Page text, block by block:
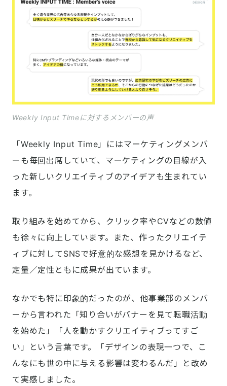
Weekly Input Timeに対するメンバーの声
「Weekly Input Time」にはマーケティングメンバ
ーも毎回出席していて、マーケティングの目線が入
った新しいクリエイティブのアイデアも生まれてい
ます。
取り組みを始めてから、クリック率やCVなどの数値
も徐々に向上しています。また、作ったクリエイテ
ィブに対してSNSで好意的な感想を見かけるなど、
定量／定性ともに成果が出ています。
なかでも特に印象的だったのが、他事業部のメンバ
ーから言われた「知り合いがバナーを見て転職活動
を始めた」「人を動かすクリエイティブってすご
い」という言葉です。「デザインの表現一つで、こ
んなにも世の中に与える影響は変わるんだ」と改め
て実感しました。